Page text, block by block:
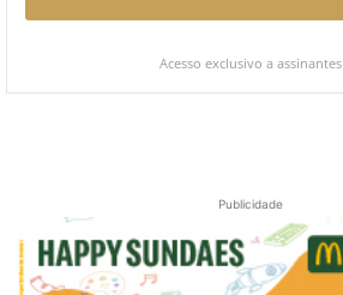
Acesso exclusivo a assinantes
Publicidade